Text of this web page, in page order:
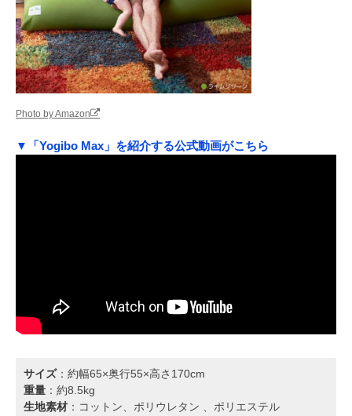
Photo by Amazon
▼「Yogibo Max」を紹介する公式動画がこちら
サイズ：約幅65×奥行55×高さ170cm
重量 ：約8.5kg
生地素材 ：コットン、ポリウレタン 、ポリエステル